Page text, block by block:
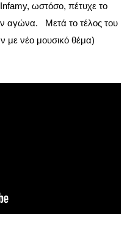
ωστόσο, πέτυχε το
αγώνα. Μετά το τέλος του
με νέο μουσικό θέμα)